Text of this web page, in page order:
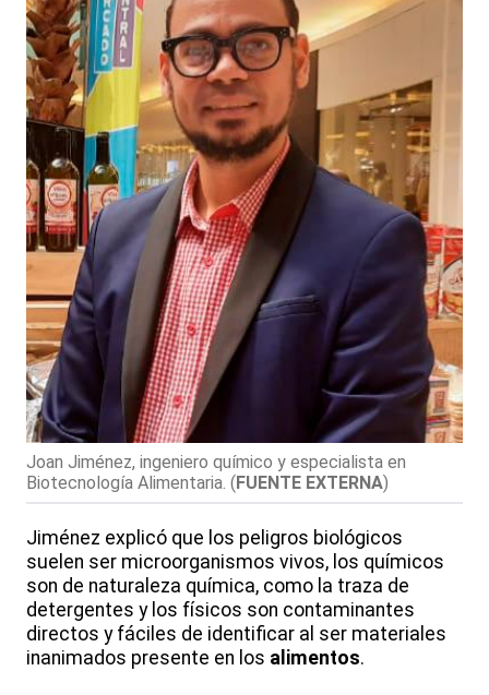
Joan Jiménez, ingeniero químico y especialista en
Biotecnología Alimentaria. (FUENTE EXTERNA)
Jiménez explicó que los peligros biológicos
suelen ser microorganismos vivos, los químicos
son de naturaleza química, como la traza de
detergentes y los físicos son contaminantes
directos y fáciles de identificar al ser materiales
inanimados presente en los alimentos.